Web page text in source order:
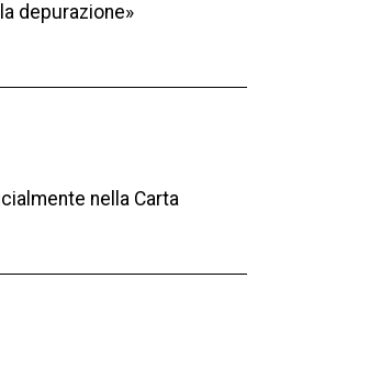
depurazione»
nella Carta